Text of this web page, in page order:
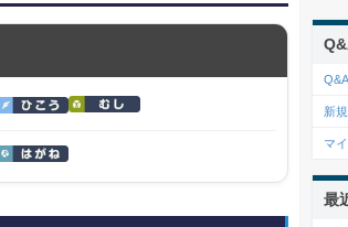
新
マ
最